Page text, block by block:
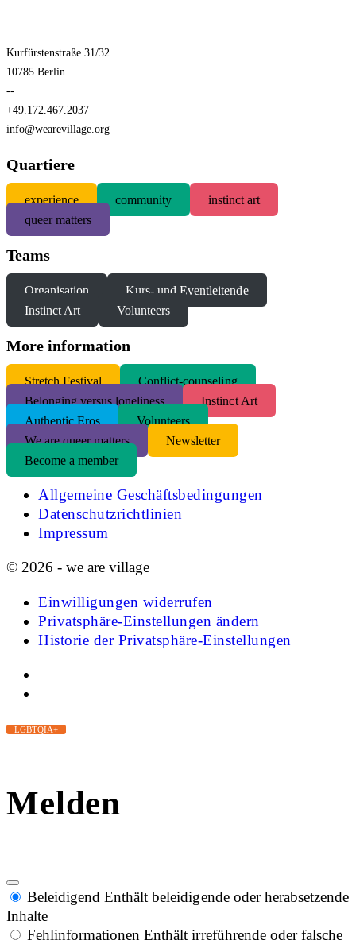
Kurfürstenstraße 31/32
10785 Berlin
--
+49.172.467.2037
info@wearevillage.org
Quartiere
experience community
instinct art
queer matters
Teams
Organisation
Kurs- und Eventleitende
Instinct Art
Volunteers
More information
Stretch Festival
Conflict-counseling
Belonging versus loneliness
Instinct Art
Authentic Eros
Volunteers
We are queer matters
Newsletter
Become a member
Allgemeine Geschäftsbedingungen
Datenschutzrichtlinien
Impressum
© 2026 - we are village
Einwilligungen widerrufen
Privatsphäre-Einstellungen ändern
Historie der Privatsphäre-Einstellungen
LGBTQIA+
Melden
Beleidigend Enthält beleidigende oder herabsetzende
Inhalte
Fehlinformationen Enthält irreführende oder falsche